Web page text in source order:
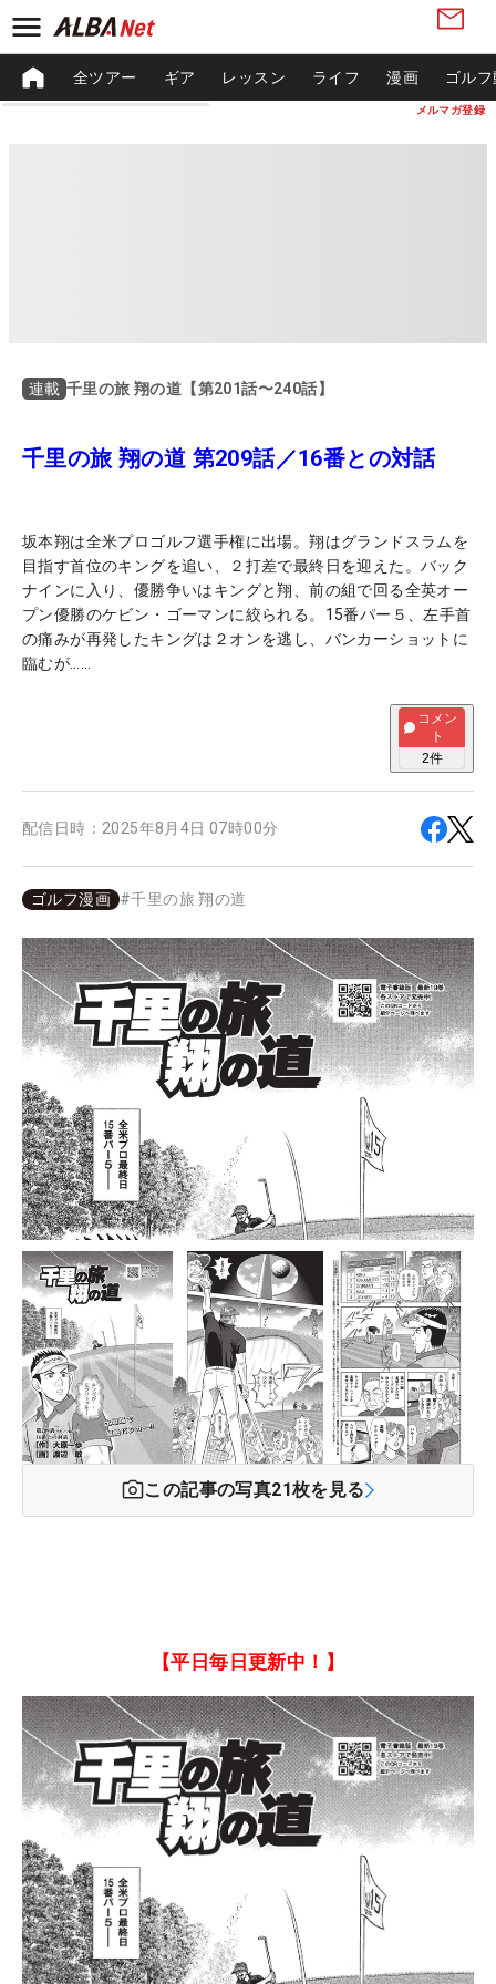
メルマガ登録
全ツアー ギア レッスン ライフ 漫画 ゴル
連載 千里の旅 翔の道【第201話〜240話】
千里の旅 翔の道 第209話／16番との対話
坂本翔は全米プロゴルフ選手権に出場。翔はグランドスラムを
目指す首位のキングを追い、２打差で最終日を迎えた。バック
ナインに入り、優勝争いはキングと翔、前の組で回る全英オー
プン優勝のケビン・ゴーマンに絞られる。15番パー５、左手首
の痛みが再発したキングは２オンを逃し、バンカーショットに
臨むが……
コメン
ト
2件
配信日時： 2025年8月4日 07時00分
ゴルフ漫画 #千里の旅 翔の道
この記事の写真21枚を見る
【平日毎日更新中！】